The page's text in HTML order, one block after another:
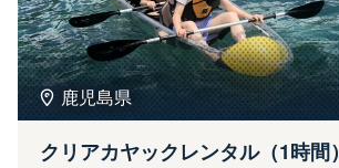
クリアカヤックレンタル（1時間）
鹿児島県